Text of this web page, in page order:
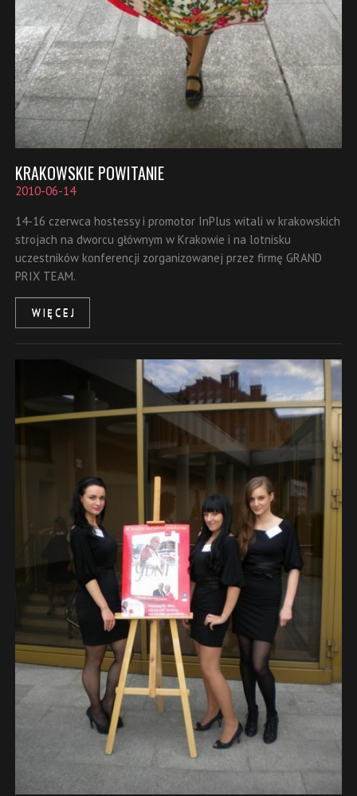
KRAKOWSKIE POWITANIE
2010-06-14
14-16 czerwca hostessy i promotor InPlus witali w krakowskich
strojach na dworcu głównym w Krakowie i na lotnisku
uczestników konferencji zorganizowanej przez firmę GRAND
PRIX TEAM.
WIĘCEJ